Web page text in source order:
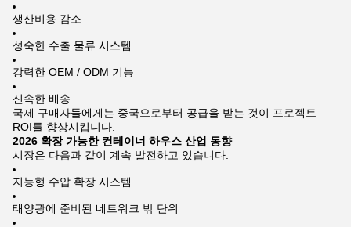
생산비용 감소
성숙한 수출 물류 시스템
강력한 OEM / ODM 기능
신속한 배송
국제 구매자들에게는 중국으로부터 공급을 받는 것이 프로젝트
ROI를 향상시킵니다.
2026 확장 가능한 컨테이너 하우스 산업 동향
시장은 다음과 같이 계속 발전하고 있습니다.
지능형 수압 확장 시스템
태양광에 준비된 네트워크 밖 단위